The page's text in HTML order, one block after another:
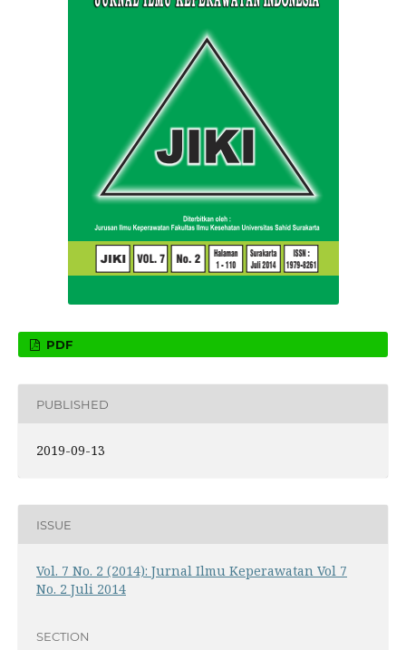
PDF
PUBLISHED
2019-09-13
ISSUE
Vol. 7 No. 2 (2014): Jurnal Ilmu Keperawatan Vol 7
No. 2 Juli 2014
SECTION